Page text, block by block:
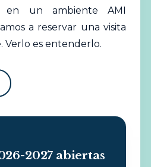
en un ambiente AMI
a reservar una visita
. Verlo es entenderlo.
2027 abiertas